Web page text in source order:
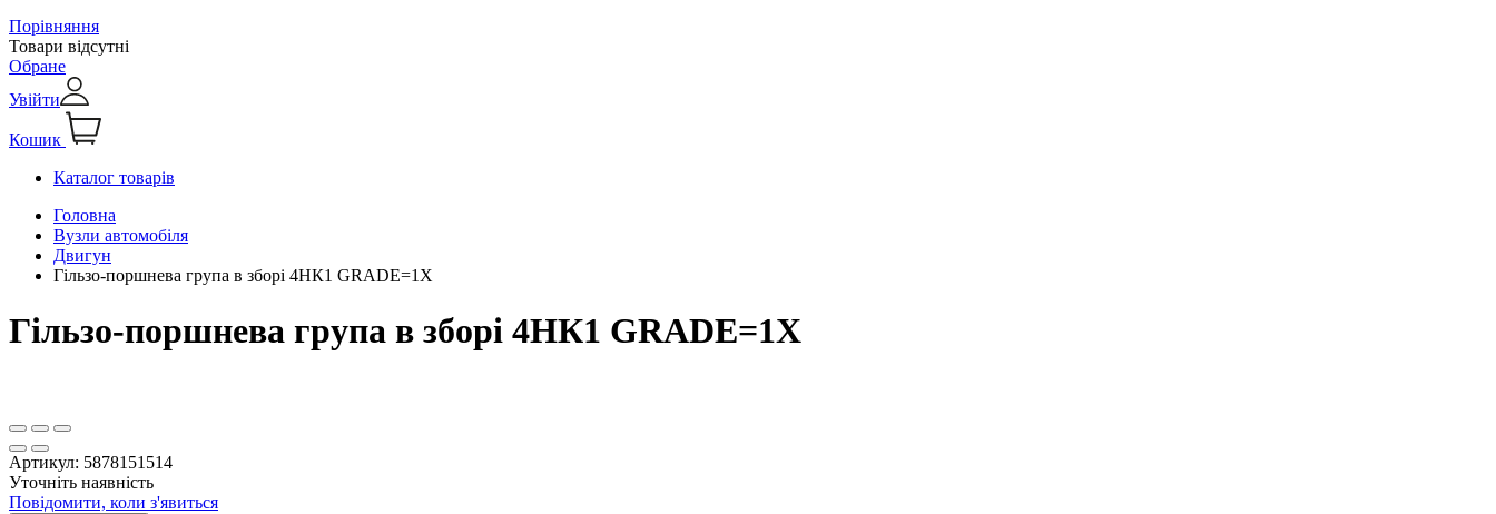
Порівняння
Товари відсутні
Обране
Увійти
Кошик
Каталог товарів
Головна
Вузли автомобіля
Двигун
Гільзо-поршнева група в зборі 4HК1 GRADE=1X
Гільзо-поршнева група в зборі 4HК1 GRADE=1X
Артикул: 5878151514
Уточніть наявність
Повідомити, коли з'явиться